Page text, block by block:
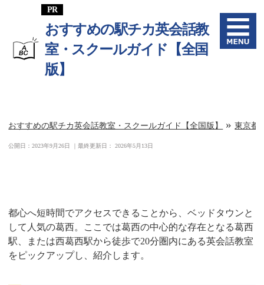
おすすめの駅チカ英会話教
室・スクールガイド【全国
版】
おすすめの駅チカ英会話教室・スクールガイド【全国版】 »東京都
公開日：2023年9月26日 ｜最終更新日：2026年5月13日
都心へ短時間でアクセスできることから、ベッドタウンと
して人気の葛西。ここでは葛西の中心的な存在となる葛西
駅、または西葛西駅から徒歩で20分圏内にある英会話教室
をピックアップし、紹介します。